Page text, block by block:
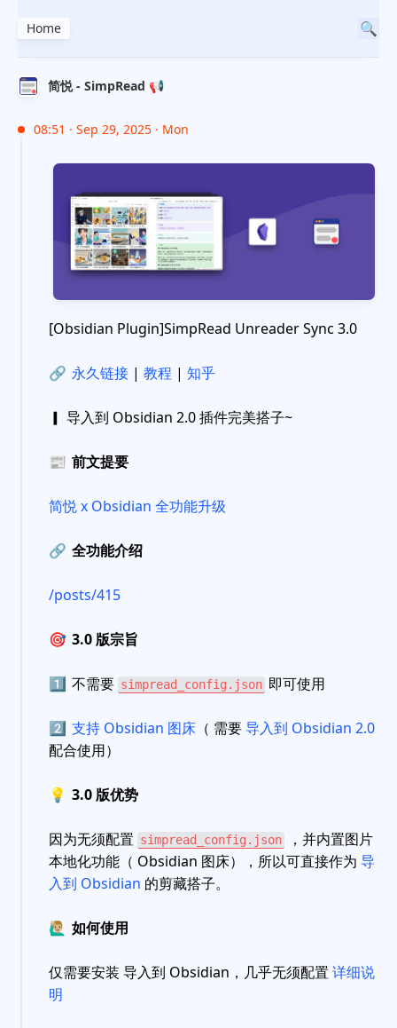
简悦 - SimpRead 📢
08:51 · Sep 29, 2025 · Mon
[Obsidian Plugin]SimpRead Unreader Sync 3.0
🔗 永久链接 | 教程 | 知乎
▎ 导入到 Obsidian 2.0 插件完美搭子~
📰 前文提要
简悦 x Obsidian 全功能升级
🔗 全功能介绍
/posts/415
🎯 3.0 版宗旨
1️⃣ 不需要 simpread_config.json 即可使用
2️⃣ 支持 Obsidian 图床 （ 需要导入到 Obsidian 2.0
配合使用）
💡 3.0 版优势
因为无须配置 simpread_config.json
，并内置图片
本地化功能（ Obsidian 图床），所以可直接作为 导
入到 Obsidian 的剪藏搭子。
🙋🏼‍♂️ 如何使用
仅需要安装 导入到 Obsidian，几乎无须配置 详细说
明
Home